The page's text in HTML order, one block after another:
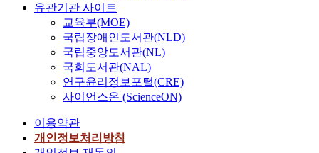
유관기관 사이트
교육부(MOE)
국립장애인도서관(NLD)
국립중앙도서관(NL)
국회도서관(NAL)
연구윤리정보포털(CRE)
사이언스온 (ScienceON)
이용약관
개인정보처리방침